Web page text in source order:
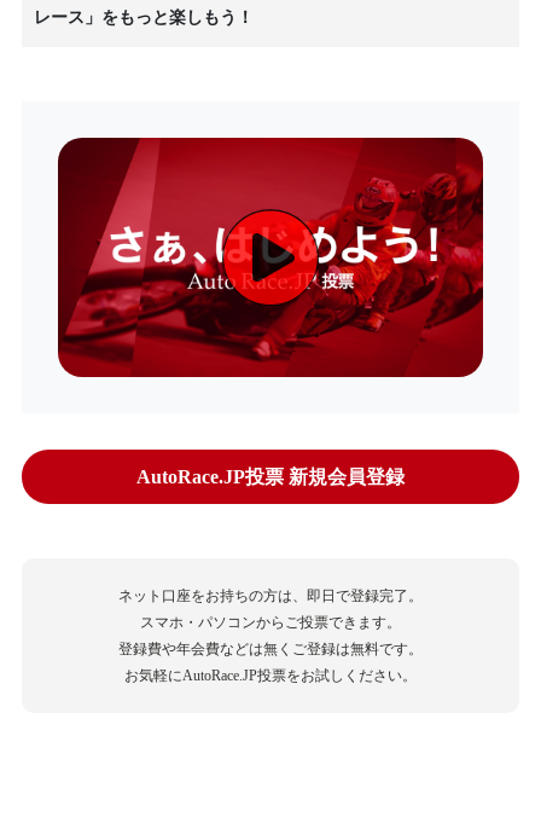
レース」をもっと楽しもう！
AutoRace.JP投票 新規会員登録
ネット口座をお持ちの方は、即日で登録完了。
スマホ・パソコンからご投票できます。
登録費や年会費などは無くご登録は無料です。
お気軽にAutoRace.JP投票をお試しください。